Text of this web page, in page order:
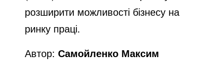
розширити можливості бізнесу на
ринку праці.
Автор:Самойленко Максим